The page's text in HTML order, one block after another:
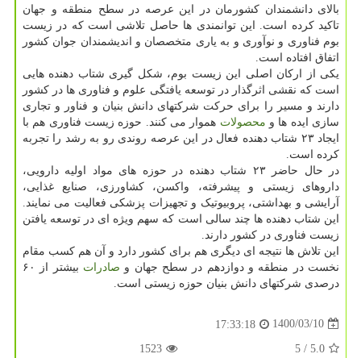
بالای دانشمندان کشورمان در این عرصه در سطح منطقه و جهان
تاکید کرده است. این توانمندی ها حاصل تلاشی است که در زیست
بوم فناوری و نوآوری و به یاری متخصصان و اندیشمندان جوان کشور
اتفاق افتاده است.
یکی از ارکان اصلی این زیست بوم، شکل گیری شتاب دهنده هایی
است که نقشی اثرگذار در توسعه یافتگی علوم و فناوری ها در کشور
دارند و مسیر را برای حرکت شرکتهای دانش بنیان و فناور و تجاری
سازی ایده ها و محصولات هموار می کنند. حوزه زیست فناوری هم با
ایجاد ۲۳ شتاب دهنده فعال در این عرصه روندی رو به رشد را تجربه
کرده است.
در حال حاضر ۲۳ شتاب دهنده در حوزه های مواد اولیه دارویی،
داروهای زیستی و پیشرفته، واکسن، کشاورزی، صنایع غذایی،
آرایشی و بهداشتی، پروبیوتیک و تجهیزات پزشکی فعالیت می نمایند.
این شتاب دهنده ها چند سالی است که سهم ویژه ای در توسعه یافتن
زیست فناوری در کشور دارند.
این تلاش ها نتیجه ای دیگری هم برای کشور دارد و آن هم کسب مقام
نخست در منطقه و دوازدهم در سطح جهان و صادرات
بیشتر از ۶۰
درصدی شرکتهای دانش بنیان حوزه زیستی است.
1400/03/10
17:33:18
5.0
/ 5
1523